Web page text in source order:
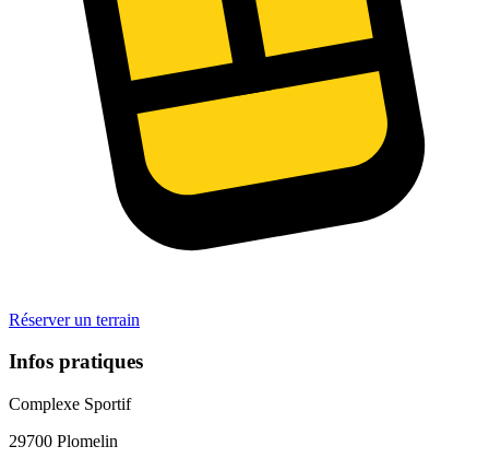
Réserver un terrain
Infos pratiques
Complexe Sportif
29700 Plomelin